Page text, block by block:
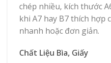
chép nhiều, kích thước
khi A7 hay B7 thích hợp
nhanh hoặc đơn giản.
Chất Liệu Bìa, Giấy